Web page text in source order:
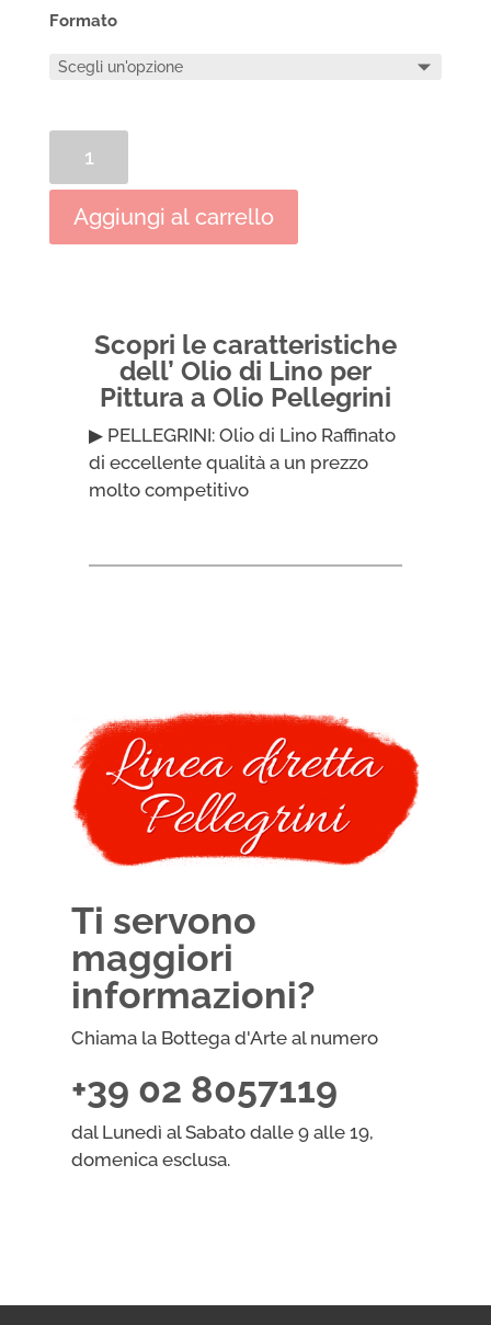
Formato
Lino
Pellegrini
Aggiungi al carrello
Scopri le caratteristiche
dell’ Olio di Lino per
Pittura a Olio Pellegrini
▶ PELLEGRINI: Olio di Lino Raffinato
di eccellente qualità a un prezzo
molto competitivo
Ti servono
maggiori
informazioni?
Chiama la Bottega d'Arte al numero
+39 02 8057119
dal Lunedì al Sabato dalle 9 alle 19,
domenica esclusa.